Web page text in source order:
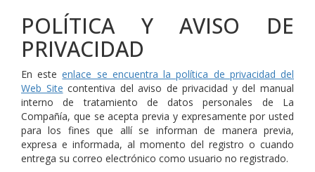
POLÍTICA Y AVISO DE
PRIVACIDAD
En esteenlace se encuentra la política de privacidad del
Web Site contentiva del aviso de privacidad y del manual
interno de tratamiento de datos personales de La
Compañía, que se acepta previa y expresamente por usted
para los fines que allí se informan de manera previa,
expresa e informada, al momento del registro o cuando
entrega su correo electrónico como usuario no registrado.